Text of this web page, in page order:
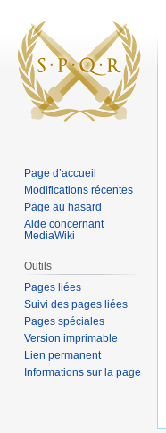
Page d’accueil
Modifications récentes
Page au hasard
Aide concernant
MediaWiki
Outils
Pages liées
Suivi des pages liées
Pages spéciales
Version imprimable
Lien permanent
Informations sur la page